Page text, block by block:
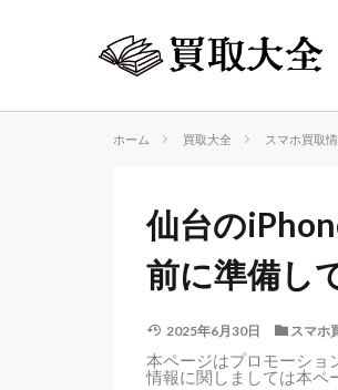
ホーム 買取大全 スマホ買取
仙台の
前に準備し
2025年6月30日 スマホ
本ページはプロモーショ
情報に関しましては本ペ